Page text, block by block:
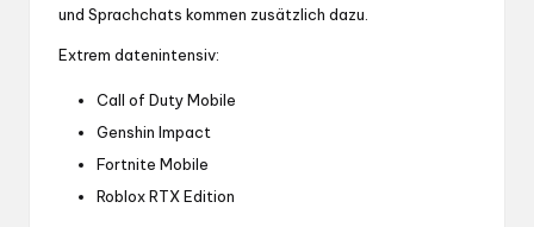
und Sprachchats kommen zusätzlich dazu.
Extrem datenintensiv:
Call of Duty Mobile
Genshin Impact
Fortnite Mobile
Roblox RTX Edition